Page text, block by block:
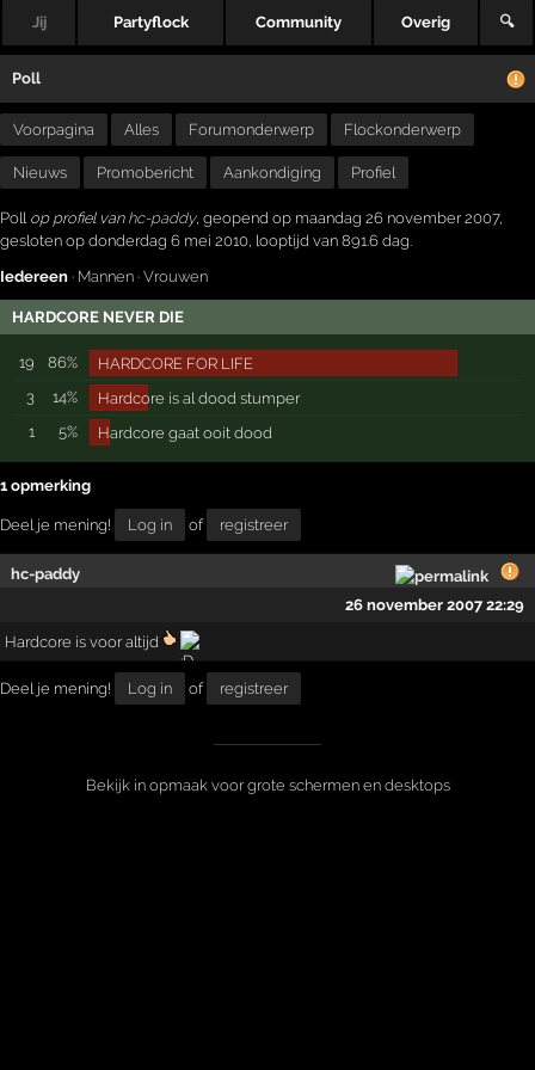
Jij Partyflock Community Overig 🔍
Poll
Voorpagina Alles Forumonderwerp Flockonderwerp
Nieuws Promobericht Aankondiging Profiel
Poll op profiel van hc-paddy, geopend op maandag 26 november 2007,
gesloten op donderdag 6 mei 2010, looptijd van 891.6 dag.
Iedereen · Mannen · Vrouwen
HARDCORE NEVER DIE
19 86%
HARDCORE FOR LIFE
3
14%
Hardcore is al dood stumper
1
5% Hardcore gaat ooit dood
1 opmerking
Deel je mening! Log in of registreer
hc-paddy
26 november 2007 22:29
Hardcore is voor altijd
Deel je mening! Log in of registreer
Bekijk in opmaak voor grote schermen en desktops